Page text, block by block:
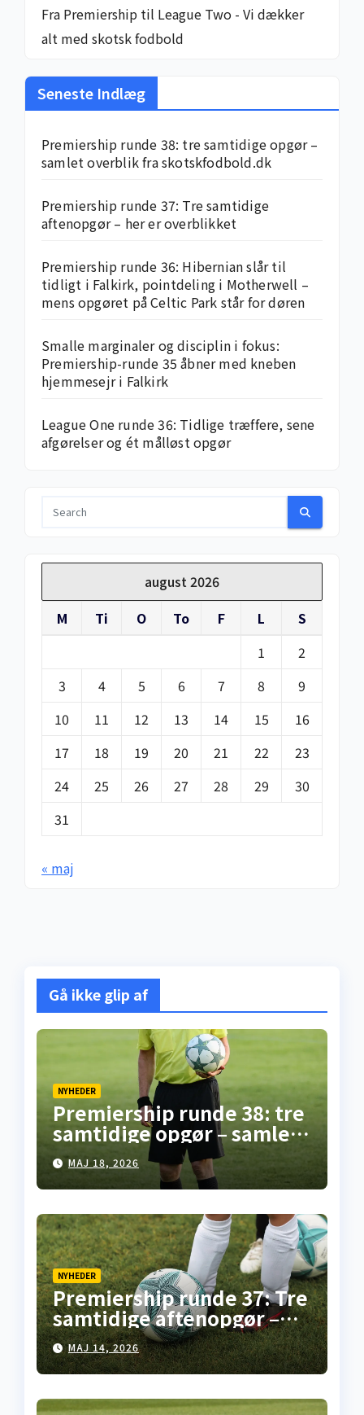
Fra Premiership til League Two - Vi dækker
alt med skotsk fodbold
Seneste Indlæg
Premiership runde 38: tre samtidige opgør –
samlet overblik fra skotskfodbold.dk
Premiership runde 37: Tre samtidige
aftenopgør – her er overblikket
Premiership runde 36: Hibernian slår til
tidligt i Falkirk, pointdeling i Motherwell –
mens opgøret på Celtic Park står for døren
Smalle marginaler og disciplin i fokus:
Premiership-runde 35 åbner med kneben
hjemme­sejr i Falkirk
League One runde 36: Tidlige træffere, sene
afgørelser og ét målløst opgør
august 2026
M
Ti O To F L
S
1
2
3
4 5 6 7 8
9
10
11 12 13 14 15
16
17
18 19 20 21 22
23
24
25 26 27 28 29
30
31
« maj
Gå ikke glip af
NYHEDER
Premiership runde 38: tre
samtidige opgør – samlet
overblik fra
skotskfodbold.dk
MAJ 18, 2026
NYHEDER
Premiership runde 37: Tre
samtidige aftenopgør –
her er overblikket
MAJ 14, 2026